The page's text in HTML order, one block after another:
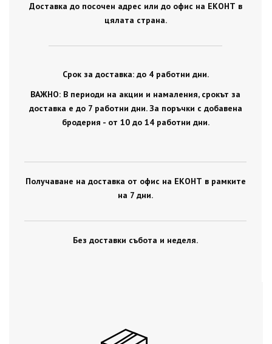
Доставка до посочен адрес или до офис на ЕКОНТ в
цялата страна.
Срок за доставка: до 4 работни дни.
ВАЖНО: В периоди на акции и намаления, срокът за
доставка е до 7 работни дни. За поръчки с добавена
бродерия - от 10 до 14 работни дни.
Получаване на доставка от офис на ЕКОНТ в рамките
на 7 дни.
Без доставки събота и неделя.